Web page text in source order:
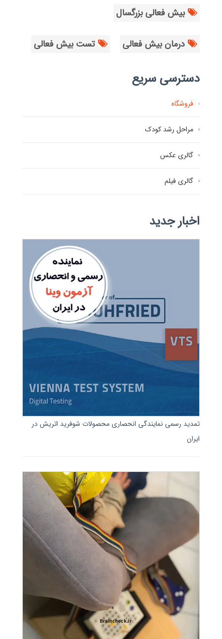
بیش فعالی بزرگسال
درمان بیش فعالی تست بیش فعالی
دسترسی سریع
فروشگاه
مراحل رشد کودک
گالری عکس
گالری فیلم
اخبار جدید
تمدید رسمی نمایندگی انحصاری محصولات شوفرید اتریش در
ایران